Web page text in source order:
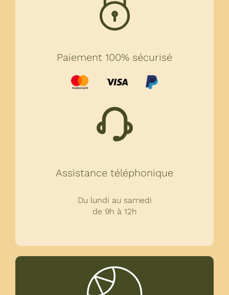
Paiement 100% sécurisé
Assistance téléphonique
Du lundi au samedi
de 9h à 12h